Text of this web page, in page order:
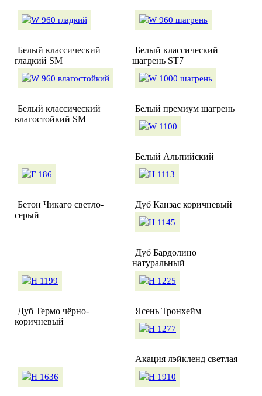
Белый классический
гладкий SM
Белый классический
шагрень ST7
Белый классический
влагостойкий SM
Белый премиум шагрень
Белый Альпийский
Бетон Чикаго светло-
серый
Дуб Канзас коричневый
Дуб Бардолино
натуральный
Дуб Термо чёрно-
коричневый
Ясень Тронхейм
Акация лэйкленд светлая